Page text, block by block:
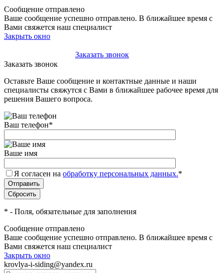
Сообщение отправлено
Ваше сообщение успешно отправлено. В ближайшее время с
Вами свяжется наш специалист
Закрыть окно
Заказать звонок
Заказать звонок
Оставьте Ваше сообщение и контактные данные и наши
специалисты свяжутся с Вами в ближайшее рабочее время для
решения Вашего вопроса.
Ваш телефон*
Ваше имя
Я согласен на обработку персональных данных.*
* - Поля, обязательные для заполнения
Сообщение отправлено
Ваше сообщение успешно отправлено. В ближайшее время с
Вами свяжется наш специалист
Закрыть окно
krovlya-i-siding@yandex.ru